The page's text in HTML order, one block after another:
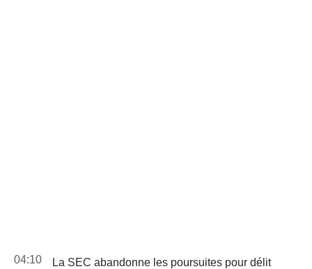
04:10
La SEC abandonne les poursuites pour délit